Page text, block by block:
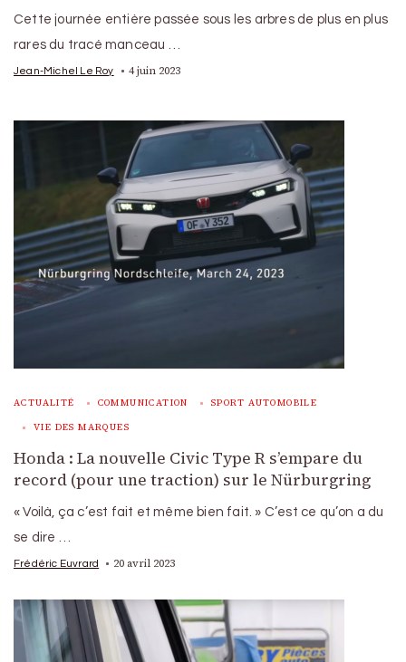
Cette journée entière passée sous les arbres de plus en plus
rares du tracé manceau …
Jean-Michel Le Roy 4 juin 2023
ACTUALITÉ COMMUNICATION SPORT AUTOMOBILE
VIE DES MARQUES
Honda : La nouvelle Civic Type R s’empare du
record (pour une traction) sur le Nürburgring
« Voilà, ça c’est fait et même bien fait. » C’est ce qu’on a du
se dire …
Frédéric Euvrard 20 avril 2023